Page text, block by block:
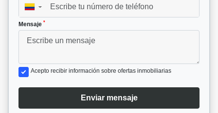
▼
Mensaje *
Acepto recibir información sobre ofertas inmobiliarias
Enviar mensaje